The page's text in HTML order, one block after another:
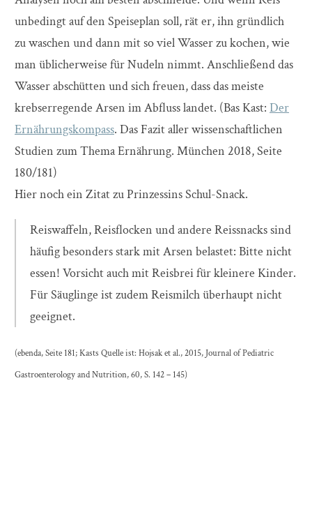
unbedingt auf den Speiseplan soll, rät er, ihn gründlich
zu waschen und dann mit so viel Wasser zu kochen, wie
man üblicherweise für Nudeln nimmt. Anschließend das
Wasser abschütten und sich freuen, dass das meiste
krebserregende Arsen im Abfluss landet. (Bas Kast: Der
Ernährungskompass. Das Fazit aller wissenschaftlichen
Studien zum Thema Ernährung. München 2018, Seite
180/181)
Hier noch ein Zitat zu Prinzessins Schul-Snack.
Reiswaffeln, Reisflocken und andere Reissnacks sind
häufig besonders stark mit Arsen belastet: Bitte nicht
essen! Vorsicht auch mit Reisbrei für kleinere Kinder.
Für Säuglinge ist zudem Reismilch überhaupt nicht
geeignet.
(ebenda, Seite 181; Kasts Quelle ist: Hojsak et al., 2015, Journal of Pediatric
Gastroenterology and Nutrition, 60, S. 142 – 145)